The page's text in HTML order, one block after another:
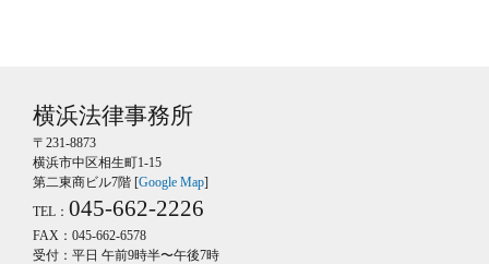
横浜法律事務所
〒231-8873
横浜市中区相生町1-15
第二東商ビル7階 [Google Map]
TEL： 045-662-2226
FAX：045-662-6578
受付：平日 午前9時半〜午後7時